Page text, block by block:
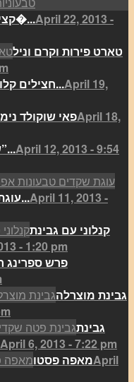
קציצות עדשים וסויה אפויות בטח�...April 22, 2013 -
טארט פירות וקרם וניל
חצילים קלויים בתנור עם טחינה, צנוברים...April 19,
פאי שוקולדApril 18,
שותפות למטבח: “מבצע אומץ”...April 12, 2013 - 9:54
עוגת שקדים, לוטוס קרמל ושוקולד...April 11, 2013 -
קנלוני עם גבינת
- 1:20 pm
פרש ספרינג
גבינת מוצרלה
גבינת
April 6, 2013 - 7:22 pm
מאפה פסטוApril